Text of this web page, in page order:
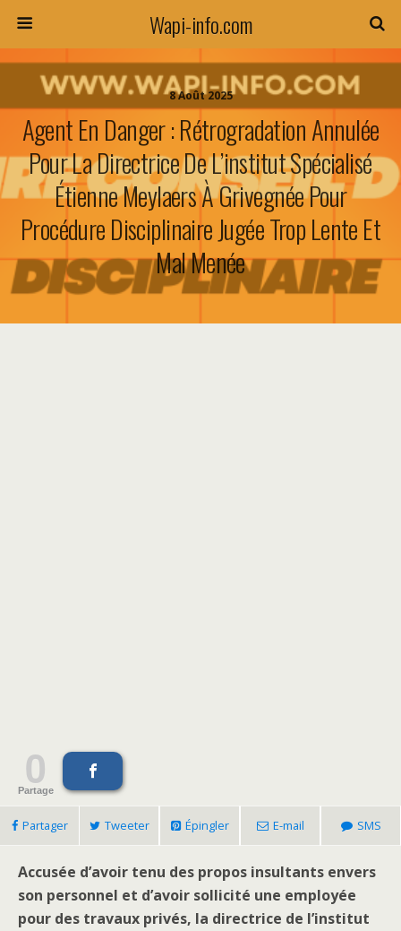
Wapi-info.com
8 Août 2025
Agent En Danger : Rétrogradation Annulée
Pour La Directrice De L’institut Spécialisé
Étienne Meylaers À Grivegnée Pour
Procédure Disciplinaire Jugée Trop Lente Et
Mal Menée
0
Partage
Partager Tweeter Épingler E-mail SMS
Accusée d’avoir tenu des propos insultants envers
son personnel et d’avoir sollicité une employée
pour des travaux privés, la directrice de l’institut